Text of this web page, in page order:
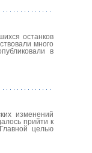
останков
много
в
изменений
прийти к
целью